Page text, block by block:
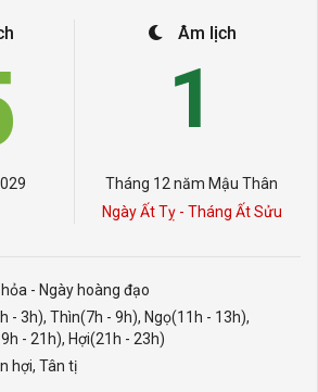
Âm lịch
1
Tháng 12 năm Mậu Thân
Ngày Ất Tỵ - Tháng Ất Sửu
- Ngày hoàng đạo
- 3h), Thìn(7h - 9h), Ngọ(11h - 13h),
- 21h), Hợi(21h - 23h)
hợi, Tân tị